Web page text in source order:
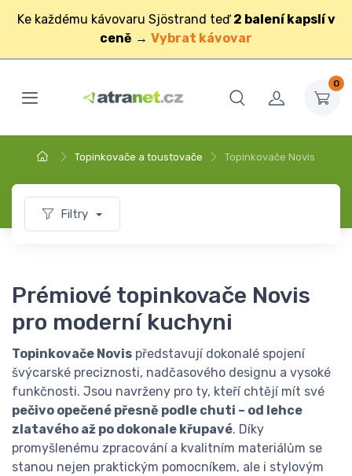
Ke každému kávovaru Sjöstrand teď 2 balení kapslí v
ceně → Vybrat kávovar
0
Topinkovače a toustovače Topinkovače Novis
Filtry
Prémiové topinkovače Novis
pro moderní kuchyni
Topinkovače Novis představují dokonalé spojení
švýcarské preciznosti, nadčasového designu a vysoké
funkčnosti. Jsou navrženy pro ty, kteří chtějí mít své
pečivo opečené přesně podle chuti – od lehce
zlatavého až po dokonale křupavé. Díky
promyšlenému zpracování a kvalitním materiálům se
stanou nejen praktickým pomocníkem, ale i stylovým